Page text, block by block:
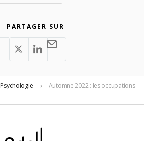
PARTAGER SUR
Psychologie ›
Automne 2022 : les occupations